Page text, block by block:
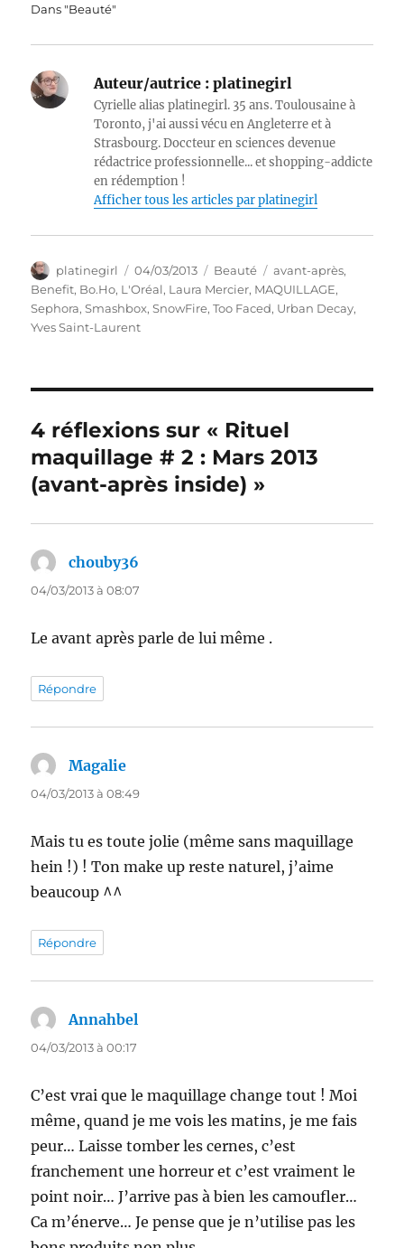
Dans "Beauté"
Auteur/autrice : platinegirl
Cyrielle alias platinegirl. 35 ans. Toulousaine à
Toronto, j'ai aussi vécu en Angleterre et à
Strasbourg. Doccteur en sciences devenue
rédactrice professionnelle... et shopping-addicte
en rédemption !
Afficher tous les articles par platinegirl
Auteur
platinegirl
Publié
le
04/03/2013 Catégories
Beauté Étiquettes
avant-après,
Benefit, Bo.Ho, L'Oréal, Laura Mercier, MAQUILLAGE,
Sephora,Smashbox,SnowFire,Too Faced, Urban Decay,
Yves Saint-Laurent
4 réflexions sur « Rituel
maquillage # 2 : Mars 2013
(avant-après inside) »
chouby36
04/03/2013 à 08:07
Le avant après parle de lui même .
Répondre
Magalie
04/03/2013 à 08:49
Mais tu es toute jolie (même sans maquillage
hein !) ! Ton make up reste naturel, j’aime
beaucoup ^^
Répondre
Annahbel
04/03/2013 à 00:17
C’est vrai que le maquillage change tout ! Moi
même, quand je me vois les matins, je me fais
peur… Laisse tomber les cernes, c’est
franchement une horreur et c’est vraiment le
point noir… J’arrive pas à bien les camoufler…
Ca m’énerve… Je pense que je n’utilise pas les